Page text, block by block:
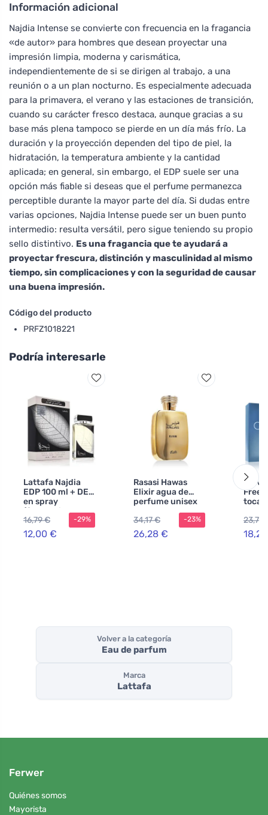
Información adicional
Najdia Intense se convierte con frecuencia en la fragancia
«de autor» para hombres que desean proyectar una
impresión limpia, moderna y carismática,
independientemente de si se dirigen al trabajo, a una
reunión o a un plan nocturno. Es especialmente adecuada
para la primavera, el verano y las estaciones de transición,
cuando su carácter fresco destaca, aunque gracias a su
base más plena tampoco se pierde en un día más frío. La
duración y la proyección dependen del tipo de piel, la
hidratación, la temperatura ambiente y la cantidad
aplicada; en general, sin embargo, el EDP suele ser una
opción más fiable si deseas que el perfume permanezca
perceptible durante la mayor parte del día. Si dudas entre
varias opciones, Najdia Intense puede ser un buen punto
intermedio: resulta versátil, pero sigue teniendo su propio
sello distintivo. Es una fragancia que te ayudará a
proyectar frescura, distinción y masculinidad al mismo
tiempo, sin complicaciones y con la seguridad de causar
una buena impresión.
Código del producto
PRFZ1018221
Podría interesarle
Lattafa Najdia
EDP 100 ml + DEO
en spray
(fragancia
aleatoria del
fabricante) 50 ml
UNISEX
16,79 €
12,00 €
-29%
Rasasi Hawas
Elixir agua de
perfume unisex
34,17 €
26,28 €
-23%
Free
23,72
Volver a la categoría
Eau de parfum
Marca
Lattafa
Ferwer
Quiénes somos
Mayorista